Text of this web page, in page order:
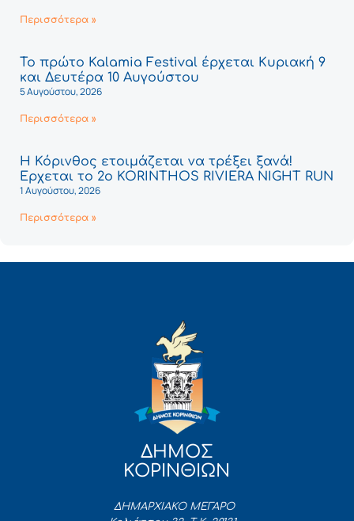
Περισσότερα »
Το πρώτο Kalamia Festival έρχεται Κυριακή 9
και Δευτέρα 10 Αυγούστου
5 Αυγούστου, 2026
Περισσότερα »
Η Κόρινθος ετοιμάζεται να τρέξει ξανά!
Έρχεται το 2ο KORINTHOS RIVIERA NIGHT RUN
1 Αυγούστου, 2026
Περισσότερα »
ΔΗΜΟΣ
ΚΟΡΙΝΘΙΩΝ
ΔΗΜΑΡΧΙΑΚΟ ΜΕΓΑΡΟ